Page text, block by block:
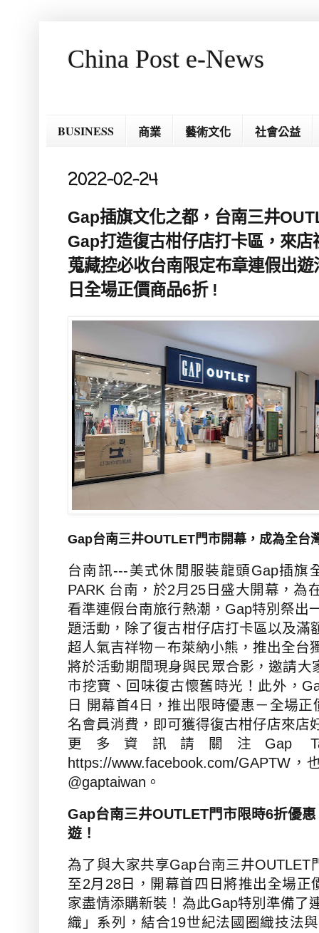
China Post e-News
BUSINESS 商業 藝術文化 社會公益
2022-02-24
Gap插旗文化之都，台南三井
Gap打造復古柑仔店打卡區，來
蒐藏控必收台南限定布章連假出
日全場正價商品6折 !
Gap台南三井OUTLET門市開幕，成為全台
台南訊---美式休閒服裝龍頭Gap插旗
PARK 台南，於2月 25 日盛大開幕，為
看準連假台南旅行熱潮， Gap特別祭出
題活動，除了復古柑仔店打卡區以及滿
超人氣吉祥物－布萊納小熊，推出全台
將於活動期間現身與民眾合影，邀請大
市挖寶 、回味復古懷舊時光！此外，
日
開幕首4 日，推出限時優惠－全場正
名會員消費，即可獲得復古柑仔店來店
更多資訊請關注 Gap
https://www.facebook.com/GAPTW ，
@gaptaiwan 。
Gap台南三井OUTLET門市限時6折優
遊！
為了與大家共享Gap台南三井OUTLET
至2月 28日，開幕首四日將推出全場正
家盡情添購新裝！為此Gap特別準備了
織」系列，結合19世紀法國圈織技法